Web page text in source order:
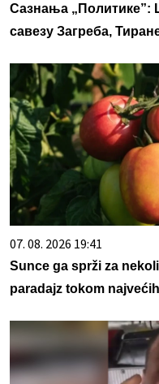
Сазнања „Политике”:
савезу Загреба,
07. 08. 2026 19:41
Sunce ga sprži za
paradajz tokom